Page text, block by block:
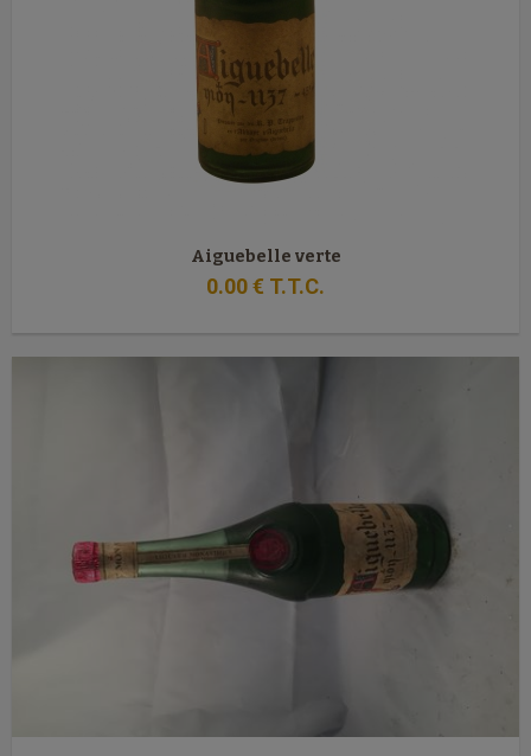
Aiguebelle verte
0.00€ T.T.C.